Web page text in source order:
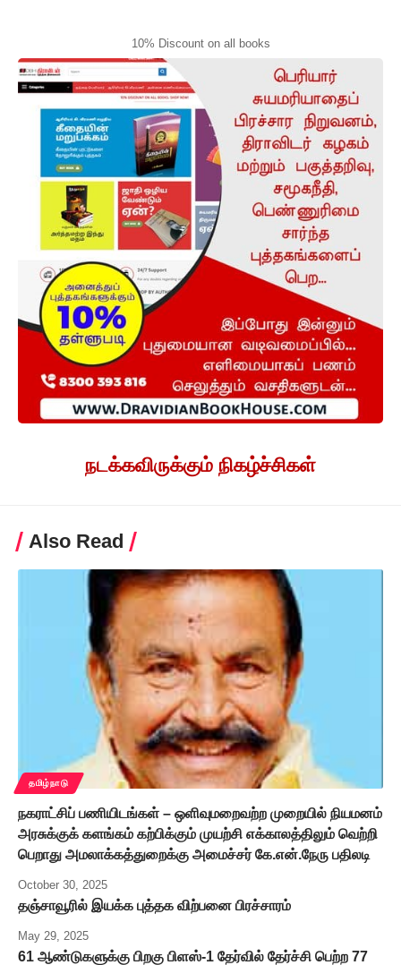
10% Discount on all books
நடக்கவிருக்கும் நிகழ்ச்சிகள்
Also Read
தமிழ்நாடு
நகராட்சிப் பணியிடங்கள் – ஒளிவுமறைவற்ற முறையில் நியமனம்
அரசுக்குக் களங்கம் கற்பிக்கும் முயற்சி எக்காலத்திலும் வெற்றி
பெறாது அமலாக்கத்துறைக்கு அமைச்சர் கே.என்.நேரு பதிலடி
October 30, 2025
தஞ்சாவூரில் இயக்க புத்தக விற்பனை பிரச்சாரம்
May 29, 2025
61 ஆண்டுகளுக்கு பிறகு பிளஸ்-1 தேர்வில் தேர்ச்சி பெற்ற 77